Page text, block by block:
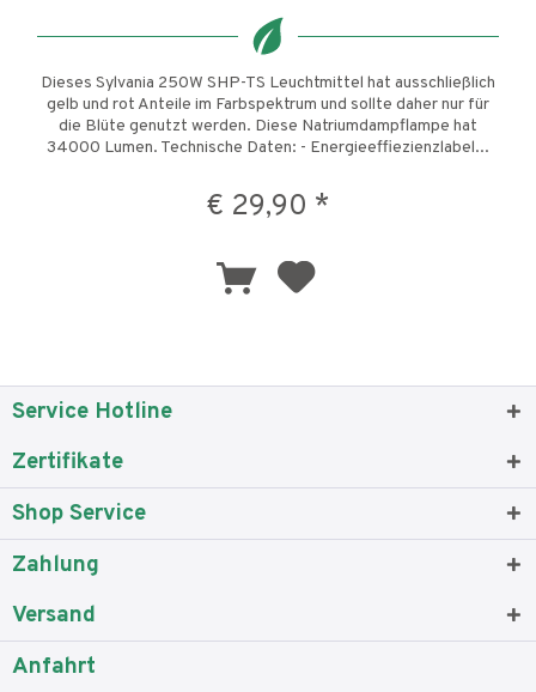
Dieses Sylvania 250W SHP-TS Leuchtmittel hat ausschließlich
gelb und rot Anteile im Farbspektrum und sollte daher nur für
die Blüte genutzt werden. Diese Natriumdampflampe hat
34000 Lumen. Technische Daten: - Energieeffiezienzlabel...
€ 29,90 *
Service Hotline
Zertifikate
Shop Service
Zahlung
Versand
Anfahrt